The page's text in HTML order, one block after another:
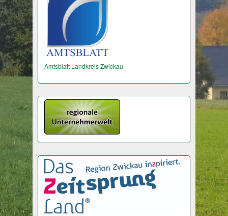
Amtsblatt Landkreis Zwickau